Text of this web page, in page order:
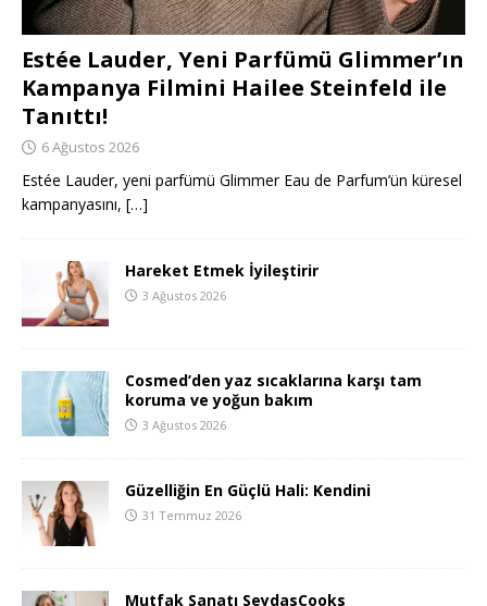
Estée Lauder, Yeni Parfümü Glimmer’ın
Kampanya Filmini Hailee Steinfeld ile
Tanıttı!
6 Ağustos 2026
Estée Lauder, yeni parfümü Glimmer Eau de Parfum’ün küresel
kampanyasını, […]
Hareket Etmek İyileştirir
3 Ağustos 2026
Cosmed’den yaz sıcaklarına karşı tam
koruma ve yoğun bakım
3 Ağustos 2026
Güzelliğin En Güçlü Hali: Kendini
31 Temmuz 2026
Mutfak Sanatı SeydasCooks